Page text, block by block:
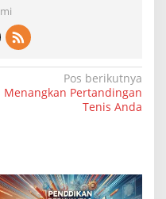
Pos berikutnya
Menangkan Pertandingan
Tenis Anda